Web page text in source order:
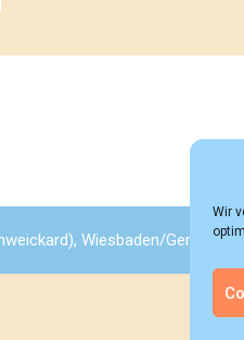
Wir
Wiesbaden/Germany,